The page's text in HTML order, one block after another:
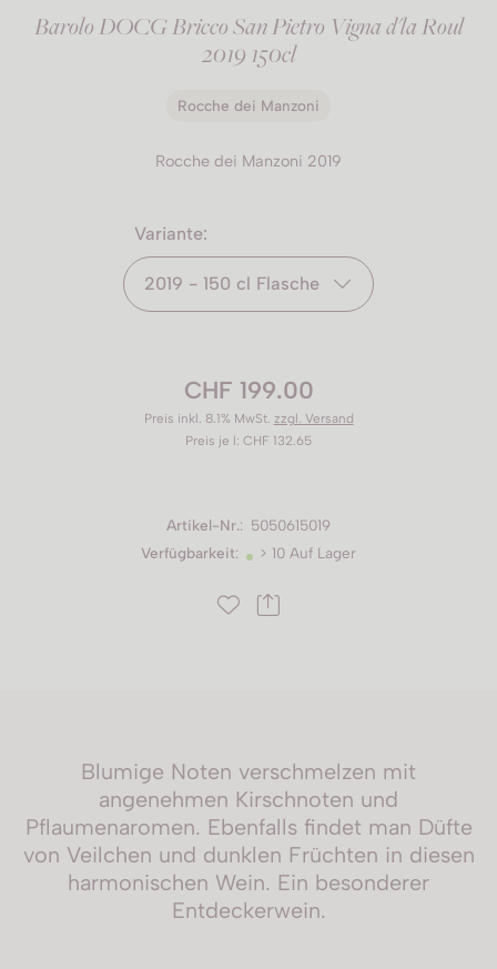
Barolo DOCG Bricco San Pietro Vigna d'la Roul
2019 150cl
Rocche dei Manzoni
Rocche dei Manzoni 2019
Variante:
2019 - 150 cl Flasche
CHF 199.00
Preis inkl. 8.1% MwSt. zzgl. Versand
Preis je l: CHF 132.65
Artikel-Nr.: 5050615019
Verfügbarkeit: > 10 Auf Lager
Blumige Noten verschmelzen mit
angenehmen Kirschnoten und
Pflaumenaromen. Ebenfalls findet man Düfte
von Veilchen und dunklen Früchten in diesen
harmonischen Wein. Ein besonderer
Entdeckerwein.